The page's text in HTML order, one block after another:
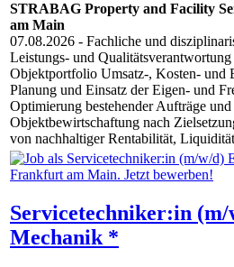
STRABAG Property and Facility
am Main
07.08.2026 - Fachliche und
Leistungs- und
Objektportfolio Umsatz-, Kosten- und
Planung und Einsatz der Eigen- und
Optimierung bestehender Aufträge
Objektbewirtschaftung nach
von nachhaltiger Rentabilität,
Servicetechniker:in
Mechanik *